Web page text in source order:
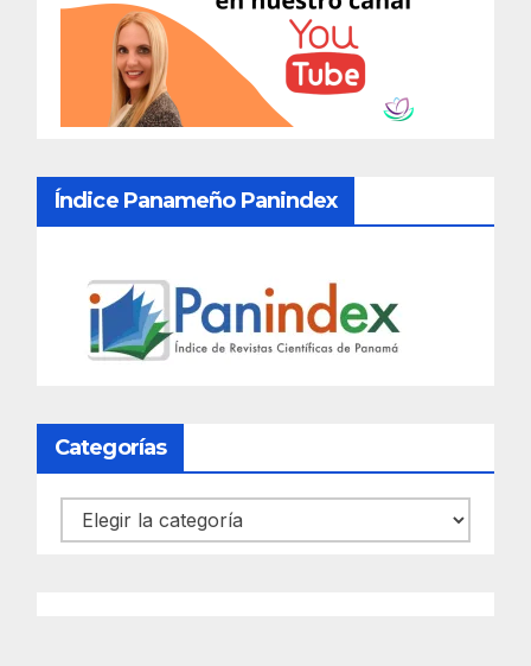
Índice Panameño Panindex
Categorías
Categorías